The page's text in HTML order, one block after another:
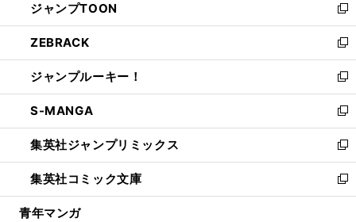
く
で
開
く
ド
ウ
で
開
く
ィ
ン
ド
ウ
で
開
く
い
ウ
ィ
ン
ド
ウ
で
開
く
ジャンプTOON
新
し
い
ウ
ィ
ン
ド
ウ
で
開
く
ZEBRACK
新
し
い
ウ
ィ
ン
ド
ウ
で
開
ジャンプルーキー！
新
し
い
ウ
ィ
ン
ド
ウ
S-MANGA
新
し
い
ウ
ィ
ン
集英社ジャンプリミックス
新
し
い
ウ
集英社コミック文庫
新
し
青年マンガ